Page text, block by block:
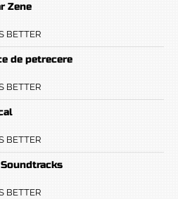
Zene
BETTER
de petrecere
BETTER
BETTER
BETTER